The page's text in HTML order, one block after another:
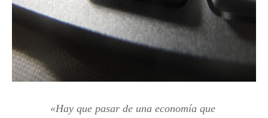
«Hay que pasar de una economía que